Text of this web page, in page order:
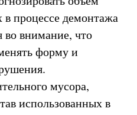
процессе демонтажа
внимание, что
форму и
мусора,
использованных в